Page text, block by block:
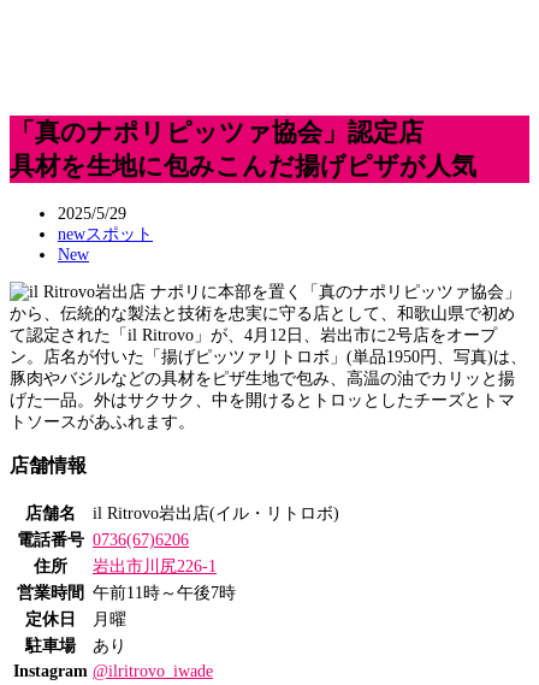
「真のナポリピッツァ協会」認定店
具材を生地に包みこんだ揚げピザが人気
2025/5/29
newスポット
New
ナポリに本部を置く「真のナポリピッツァ協会」
から、伝統的な製法と技術を忠実に守る店として、和歌山県で初め
て認定された「il Ritrovo」が、4月12日、岩出市に2号店をオープ
ン。店名が付いた「揚げピッツァリトロボ」(単品1950円、写真)は、
豚肉やバジルなどの具材をピザ生地で包み、高温の油でカリッと揚
げた一品。外はサクサク、中を開けるとトロッとしたチーズとトマ
トソースがあふれます。
店舗情報
店舗名
il Ritrovo岩出店(イル・リトロボ)
電話番号 0736(67)6206
住所
岩出市川尻226-1
営業時間 午前11時～午後7時
定休日
月曜
駐車場
あり
Instagram @ilritrovo_iwade